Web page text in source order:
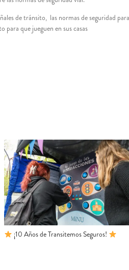
de tránsito, las normas de seguridad
para que jueguen en sus casas
¡10 Años de Transitemos Seguros!